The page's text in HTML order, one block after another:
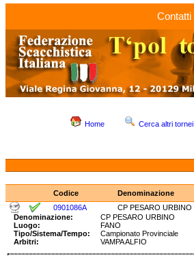
Contatti
Home Cerca altri tornei
Codice Denominazione
0901086A
CP PESARO URBINO
Denominazione:
CP PESARO URBINO
Luogo:
FANO
Tipo/Sistema/Tempo:
Campionato Provinciale
Arbitri:
VAMPA ALFIO